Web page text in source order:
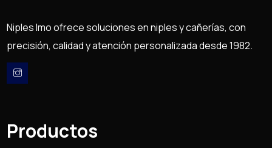
Niples Imo ofrece soluciones en niples y cañerías, con
precisión, calidad y atención personalizada desde 1982.
Productos